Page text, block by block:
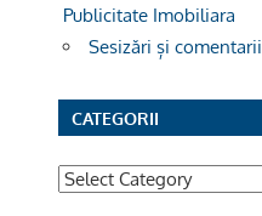
Publicitate Imobiliara
Sesizări și comentarii
CATEGORII
Categorii